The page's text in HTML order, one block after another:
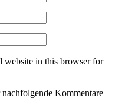
website in this browser for
Kommentare